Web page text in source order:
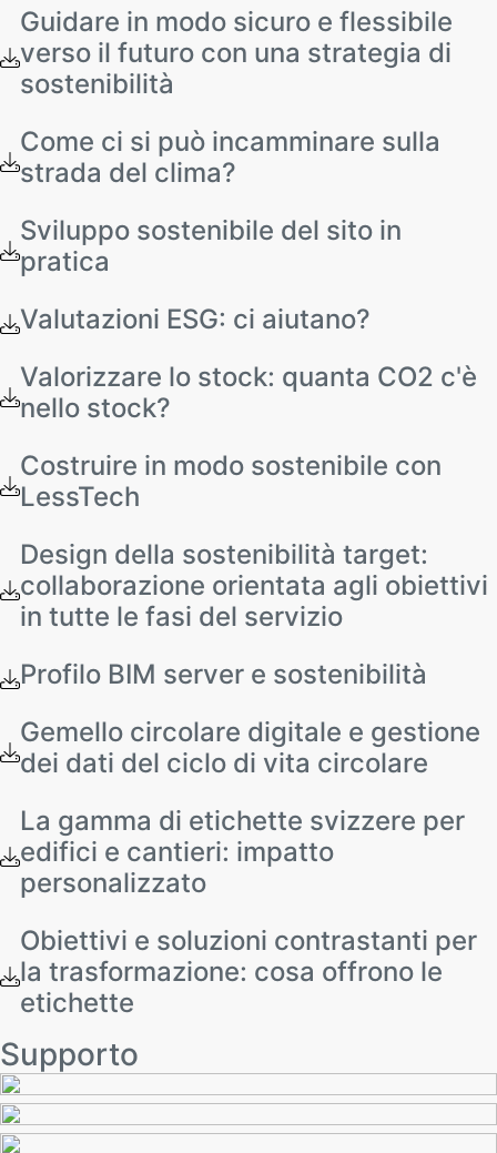
Guidare in modo sicuro e flessibile
verso il futuro con una strategia di
sostenibilità
Come ci si può incamminare sulla
strada del clima?
Sviluppo sostenibile del sito in
pratica
Valutazioni ESG: ci aiutano?
Valorizzare lo stock: quanta CO2 c'è
nello stock?
Costruire in modo sostenibile con
LessTech
Design della sostenibilità target:
collaborazione orientata agli obiettivi
in tutte le fasi del servizio
Profilo BIM server e sostenibilità
Gemello circolare digitale e gestione
dei dati del ciclo di vita circolare
La gamma di etichette svizzere per
edifici e cantieri: impatto
personalizzato
Obiettivi e soluzioni contrastanti per
la trasformazione: cosa offrono le
etichette
Supporto